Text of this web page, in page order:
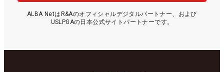
ALBA NetはR&Aのオフィシャルデジタルパートナー、および
USLPGAの日本公式サイトパートナーです。